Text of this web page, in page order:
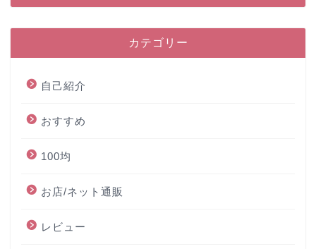
カテゴリー
自己紹介
おすすめ
100均
お店/ネット通販
レビュー